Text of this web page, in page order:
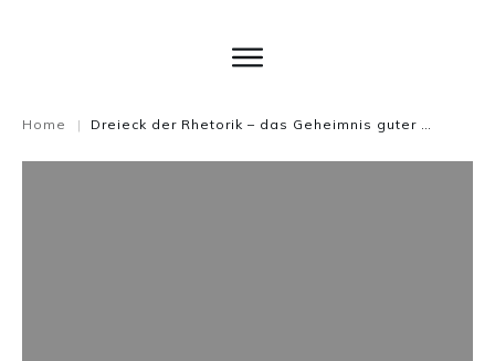
Home |